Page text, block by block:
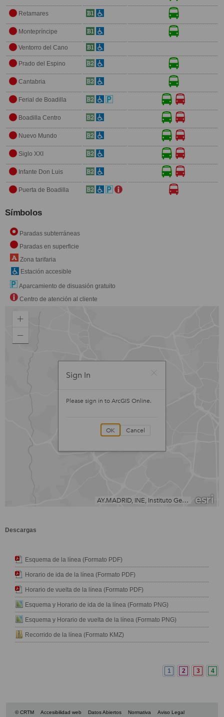
Retamares
Montepríncipe
Ventorro del Cano
Prado del Espino
Cantabria
Ferial de Boadilla
Boadilla Centro
Nuevo Mundo
Siglo XXI
Infante Don Luis
Puerta de Boadilla
Símbolos
Paradas subterráneas
Paradas en superficie
Zona tarifaria
Estación accesible
Aparcamiento de disuasión gratuito
Centro de atención al cliente
Descargas
Esquema de la línea (Formato PDF)
Horario de ida de la línea (Formato PDF)
Horario de vuelta de la línea (Formato PDF)
Esquema y Horario de ida de la línea (Formato PNG)
Esquema y Horario de vuelta de la línea (Formato PNG)
Recorrido de la línea (Formato KMZ)
1 2 3 4
© CRTM Accesibilidad web Datos Abiertos Normativa Aviso Legal